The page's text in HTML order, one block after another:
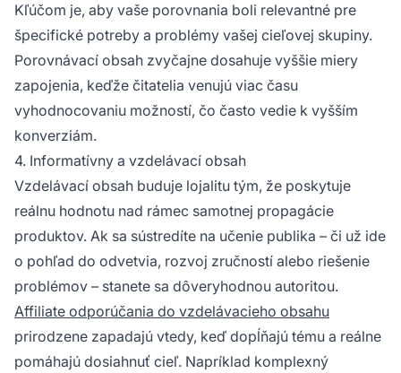
Kľúčom je, aby vaše porovnania boli relevantné pre
špecifické potreby a problémy vašej cieľovej skupiny.
Porovnávací obsah zvyčajne dosahuje vyššie miery
zapojenia, keďže čitatelia venujú viac času
vyhodnocovaniu možností, čo často vedie k vyšším
konverziám.
4. Informatívny a vzdelávací obsah
Vzdelávací obsah buduje lojalitu tým, že poskytuje
reálnu hodnotu nad rámec samotnej propagácie
produktov. Ak sa sústredíte na učenie publika – či už ide
o pohľad do odvetvia, rozvoj zručností alebo riešenie
problémov – stanete sa dôveryhodnou autoritou.
Affiliate odporúčania do vzdelávacieho obsahu
prirodzene zapadajú vtedy, keď dopĺňajú tému a reálne
pomáhajú dosiahnuť cieľ. Napríklad komplexný